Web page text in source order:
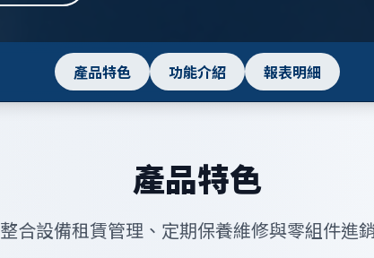
產品特色 功能介紹 報表明細
產品特色
整合設備租賃管理、定期保養維修與零組件進